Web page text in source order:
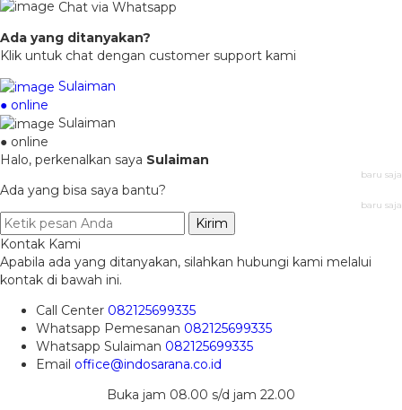
Chat via Whatsapp
Ada yang ditanyakan?
Klik untuk chat dengan customer support kami
Sulaiman
● online
Sulaiman
● online
Halo, perkenalkan saya Sulaiman
baru saja
Ada yang bisa saya bantu?
baru saja
Kirim
Kontak Kami
Apabila ada yang ditanyakan, silahkan hubungi kami melalui
kontak di bawah ini.
Call Center 082125699335
Whatsapp Pemesanan 082125699335
Whatsapp Sulaiman 082125699335
Email office@indosarana.co.id
Buka jam 08.00 s/d jam 22.00